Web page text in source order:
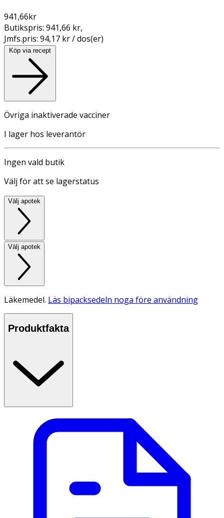
941,66kr
Butikspris: 941,66 kr,
Jmfs.pris: 94,17 kr / dos(er)
Köp via recept
Övriga inaktiverade vacciner
I lager hos leverantör
Ingen vald butik
Välj för att se lagerstatus
Välj apotek
Välj apotek
Läkemedel. Läs bipacksedeln noga före användning
Produktfakta